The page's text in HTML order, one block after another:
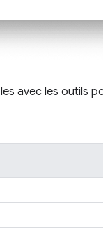
avec les outils